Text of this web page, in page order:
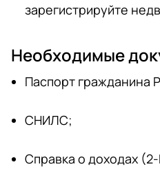
зарегистрируйте
Необходимые
Паспорт гражданина
СНИЛС;
Справка о доходах